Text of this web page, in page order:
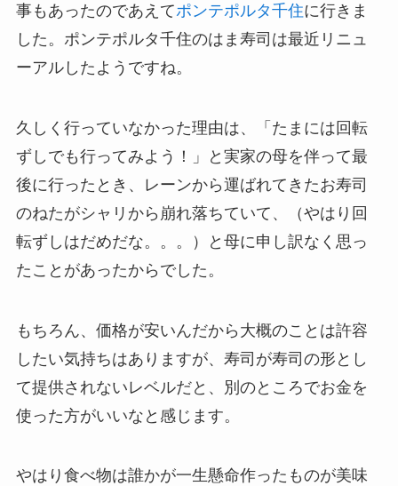
事もあったのであえてポンテポルタ千住に行きま
した。ポンテポルタ千住のはま寿司は最近リニュ
ーアルしたようですね。
久しく行っていなかった理由は、「たまには回転
ずしでも行ってみよう！」と実家の母を伴って最
後に行ったとき、レーンから運ばれてきたお寿司
のねたがシャリから崩れ落ちていて、（やはり回
転ずしはだめだな。。。）と母に申し訳なく思っ
たことがあったからでした。
もちろん、価格が安いんだから大概のことは許容
したい気持ちはありますが、寿司が寿司の形とし
て提供されないレベルだと、別のところでお金を
使った方がいいなと感じます。
やはり食べ物は誰かが一生懸命作ったものが美味